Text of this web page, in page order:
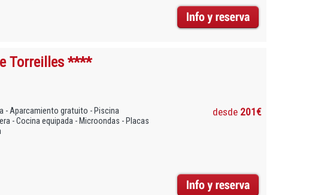
Torreilles ****
- Aparcamiento gratuito - Piscina
- Cocina equipada - Microondas - Placas
desde 201€